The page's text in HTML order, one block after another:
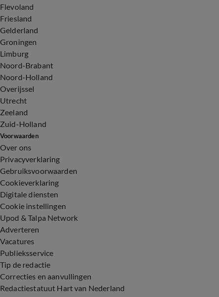
Flevoland
Friesland
Gelderland
Groningen
Limburg
Noord-Brabant
Noord-Holland
Overijssel
Utrecht
Zeeland
Zuid-Holland
Voorwaarden
Over ons
Privacyverklaring
Gebruiksvoorwaarden
Cookieverklaring
Digitale diensten
Cookie instellingen
Upod & Talpa Network
Adverteren
Vacatures
Publieksservice
Tip de redactie
Correcties en aanvullingen
Redactiestatuut Hart van Nederland